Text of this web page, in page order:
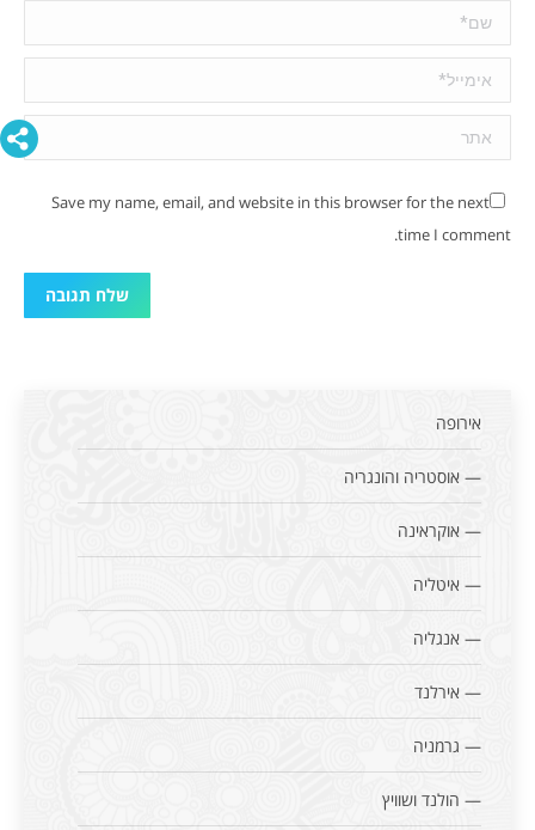
שם *
אימייל *
אתר
Save my name, email, and website in this browser for the next
time I comment.
שלח תגובה
אירופה
— אוסטריה והונגריה
— אוקראינה
— איטליה
— אנגליה
— אירלנד
— גרמניה
— הולנד ושוויץ